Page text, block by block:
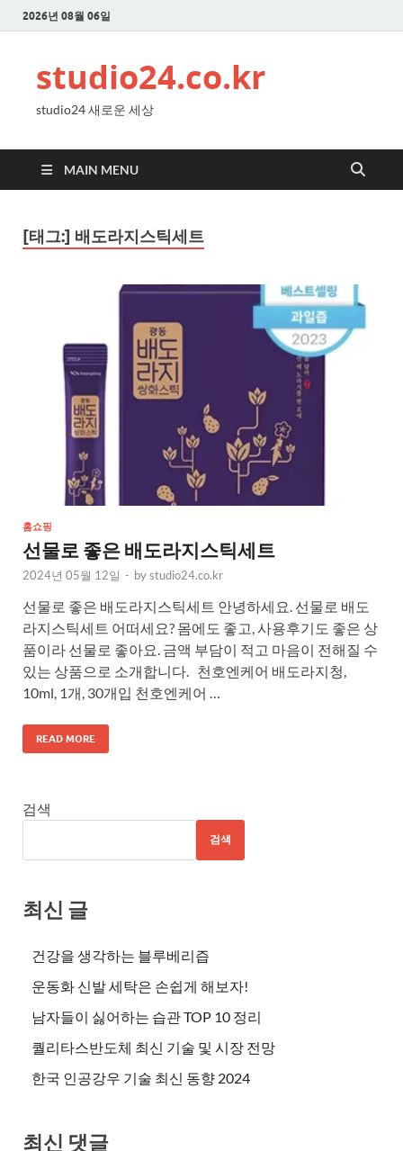
2026년 08월 06일
studio24.co.kr
studio24 새로운 세상
MAIN MENU
[태그:] 배도라지스틱세트
홈쇼핑
선물로 좋은 배도라지스틱세트
2024년 05월 12일 - bystudio24.co.kr
선물로 좋은 배도라지스틱세트 안녕하세요. 선물로 배도
라지스틱세트 어떠세요? 몸에도 좋고, 사용후기도 좋은 상
품이라 선물로 좋아요. 금액 부담이 적고 마음이 전해질 수
있는 상품으로 소개합니다. 천호엔케어 배도라지청,
10ml, 1개, 30개입 천호엔케어 …
READ MORE
검색
검색
최신 글
건강을 생각하는 블루베리즙
운동화 신발 세탁은 손쉽게 해보자!
남자들이 싫어하는 습관 TOP 10 정리
퀄리타스반도체 최신 기술 및 시장 전망
한국 인공강우 기술 최신 동향 2024
최신 댓글